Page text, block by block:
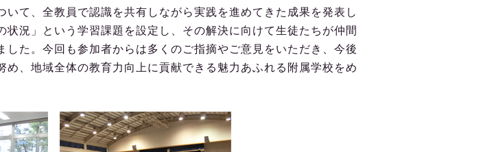
いて、全教員で認識を共有しながら実践を進めてきた成果を発表し
況」という学習課題を設定し、その解決に向けて生徒たちが仲間
た。今回も参加者からは多くのご指摘やご意見をいただき、今後
、地域全体の教育力向上に貢献できる魅力あふれる附属学校をめ